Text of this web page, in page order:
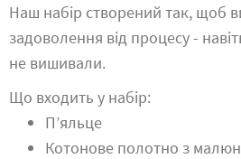
Наш набір створений так, щоб
задоволення від процесу -
не вишивали.
Що входить у набір:
П’яльце
Котонове полотно з